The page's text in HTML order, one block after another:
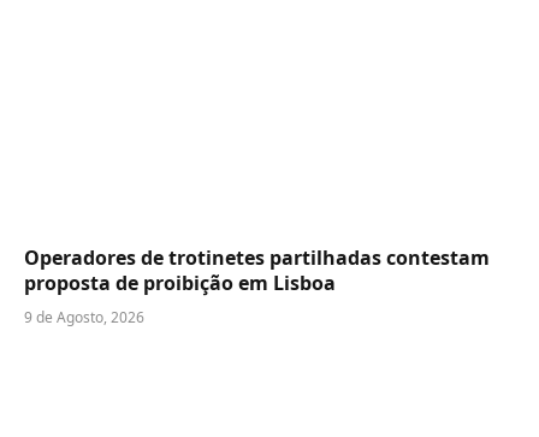
Operadores de trotinetes partilhadas contestam
proposta de proibição em Lisboa
9 de Agosto, 2026